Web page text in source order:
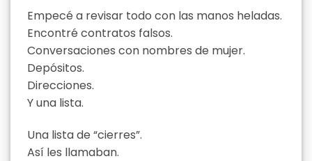
Empecé a revisar todo con las manos heladas.
Encontré contratos falsos.
Conversaciones con nombres de mujer.
Depósitos.
Direcciones.
Y una lista.
Una lista de “cierres”.
Así les llamaban.